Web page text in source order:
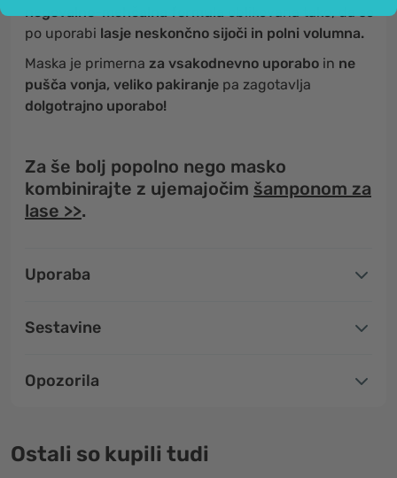
negovalno-mehčalna formulaoblikovana tako, da so
po uporabi lasje neskončno sijoči in polni volumna.
Maska je primerna za vsakodnevno uporabo in ne
pušča vonja, veliko pakiranje pa zagotavlja
dolgotrajno uporabo!
Za še bolj popolno nego masko
kombinirajte z ujemajočim šamponom za
lase >>.
Uporaba
Sestavine
Opozorila
Ostali so kupili tudi